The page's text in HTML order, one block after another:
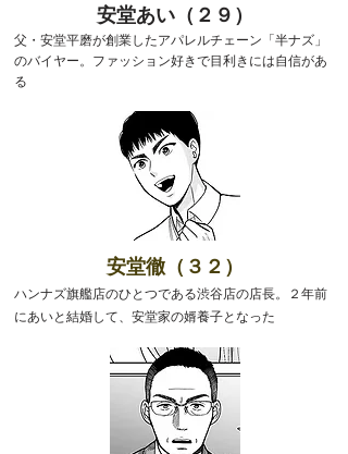
安堂あい（２９）
父・安堂平磨が創業したアパレルチェーン「半ナズ」
のバイヤー。ファッション好きで目利きには自信があ
る
安堂徹（３２）
ハンナズ旗艦店のひとつである渋谷店の店長。２年前
にあいと結婚して、安堂家の婿養子となった